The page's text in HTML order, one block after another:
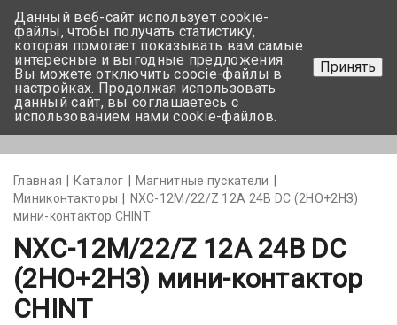
+375 17-350-99-56
+375 44-752-82-08
Задать вопрос
Главная Каталог
Магнитные пускатели
Миниконтакторы
NXC-12M/22/Z 12A 24В DC (2НО+2НЗ)
мини-контактор CHINT
NXC-12M/22/Z 12A 24В DC
(2НО+2НЗ) мини-контактор
CHINT
Данный веб-сайт использует cookie-
файлы, чтобы получать статистику,
которая помогает показывать вам самые
интересные и выгодные предложения.
Вы можете отключить coocie-файлы в
настройках. Продолжая использовать
данный сайт, вы соглашаетесь с
использованием нами cookie-файлов.
Принять